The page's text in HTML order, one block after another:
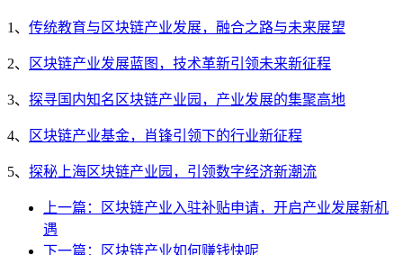
1、 传统教育与区块链产业发展，融合之路与未来展望
2、 区块链产业发展蓝图，技术革新引领未来新征程
3、 探寻国内知名区块链产业园，产业发展的集聚高地
4、 区块链产业基金，肖锋引领下的行业新征程
5、 探秘上海区块链产业园，引领数字经济新潮流
上一篇：区块链产业入驻补贴申请，开启产业发展新机
遇
下一篇：区块链产业如何赚钱快呢